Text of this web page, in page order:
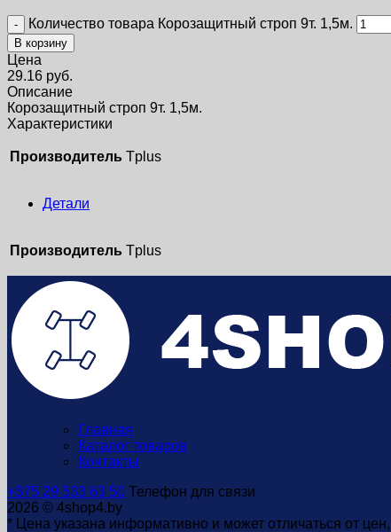
Количество товара Корозащитный строп 9т. 1,5м.
В корзину
Цена
29.16 руб.
Описание
Корозащитный строп 9т. 1,5м.
Характеристики
Производитель Tplus
Детали
Производитель Tplus
Главная
Каталог товаров
Контакты
+375 29 533 63 50 Телефон для связи
2026 © 4shop4.by
* Цена указана информативно и может отличаться от